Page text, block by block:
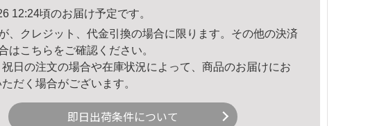
12:24頃のお届け予定です。
、クレジット、代金引換の場合に限ります。その他の決済
はこちら をご確認ください。
日の注文の場合や在庫状況によって、商品のお届けにお
だく場合がございます。
即日出荷条件について